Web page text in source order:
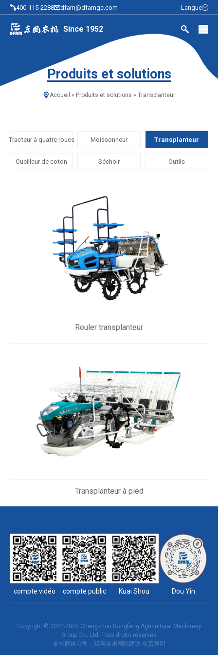
400-115-2288 dfam@dfamgc.com Langue
Since 1952
Produits et solutions
Accueil » Produits et solutions » Transplanteur
Tracteur à quatre roues Moissonneur Transplanteur
Cueilleur de coton Séchoir Outils
Rouler transplanteur
Transplanteur à pied
compte vidéo compte public Kuai Shou Dou Yin
Copyright © 2024-2025 Changzhou Dongfeng Agricultural Machinery
Group Co., Ltd. Tous droits réservés
常州网络公司 ：双喜常州网站建设 免责声明